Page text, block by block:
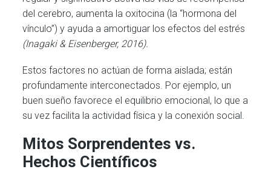
del cerebro, aumenta la oxitocina (la “hormona del
vínculo”) y ayuda a amortiguar los efectos del estrés
(Inagaki & Eisenberger, 2016).
Estos factores no actúan de forma aislada; están
profundamente interconectados. Por ejemplo, un
buen sueño favorece el equilibrio emocional, lo que a
su vez facilita la actividad física y la conexión social.
Mitos Sorprendentes vs.
Hechos Científicos